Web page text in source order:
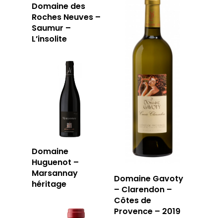
Domaine des
Roches Neuves –
Saumur –
L’insolite
Domaine Gavoty
– Clarendon –
Côtes de
Provence – 2019
Domaine
Huguenot –
Marsannay
héritage